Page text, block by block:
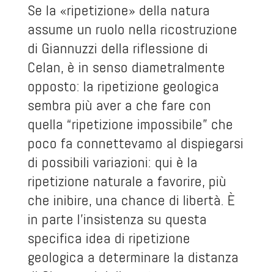
Se la «ripetizione» della natura
assume un ruolo nella ricostruzione
di Giannuzzi della riflessione di
Celan, è in senso diametralmente
opposto: la ripetizione geologica
sembra più aver a che fare con
quella “ripetizione impossibile” che
poco fa connettevamo al dispiegarsi
di possibili variazioni: qui è la
ripetizione naturale a favorire, più
che inibire, una chance di libertà. È
in parte l’insistenza su questa
specifica idea di ripetizione
geologica a determinare la distanza